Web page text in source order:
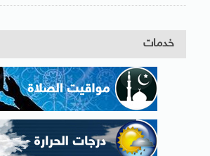
خدمات